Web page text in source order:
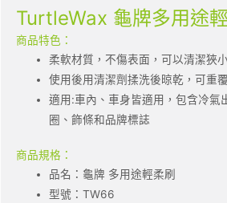
TurtleWax 龜牌多用途
商品特色：
柔軟材質，不傷表面，可以清潔狹
使用後用清潔劑揉洗後晾乾，可重
適用:車內、車身皆適用，包含冷氣
圈、飾條和品牌標誌
商品規格：
品名：龜牌 多用途輕柔刷
型號：TW66